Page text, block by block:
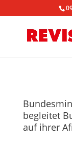
begleitet
auf ihrer